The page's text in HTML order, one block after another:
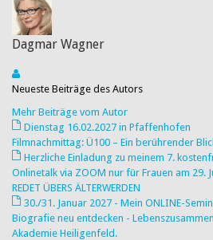
Dagmar Wagner
Neueste Beiträge des Autors
Mehr Beiträge vom Autor
Dienstag 16.02.2027 in Pfaffenhofen
Filmnachmittag: Ü100 – Ein berührender
Herzliche Einladung zu meinem 7.
Onlinetalk via ZOOM nur für Frauen am 29.
REDET ÜBERS ÄLTERWERDEN
30./31. Januar 2027 - Mein ONLINE-
Biografie neu entdecken -
Akademie Heiligenfeld.